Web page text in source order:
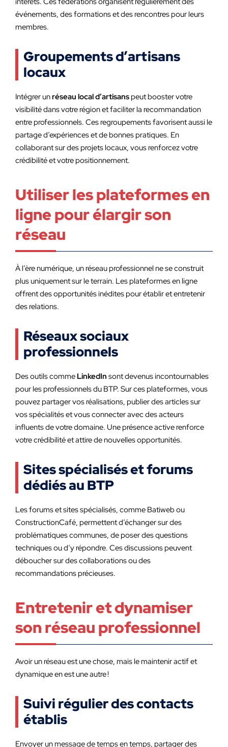
événements, des formations et des rencontres pour leurs
membres.
Groupements d’artisans
locaux
Intégrer unréseau local d’artisans peut booster votre
visibilité dans votre région et faciliter la recommandation
entre professionnels. Ces regroupements favorisent aussi le
partage d’expériences et de bonnes pratiques. En
collaborant sur des projets locaux, vous renforcez votre
crédibilité et votre positionnement.
Utiliser les plateformes en
ligne pour élargir son
réseau
À l’ère numérique, un réseau professionnel ne se construit
plus uniquement sur le terrain. Les plateformes en ligne
offrent des opportunités inédites pour établir et entretenir
des relations.
Réseaux sociaux
professionnels
Des outils comme LinkedIn sont devenus incontournables
pour les professionnels du BTP. Sur ces plateformes, vous
pouvez partager vos réalisations, publier des articles sur
vos spécialités et vous connecter avec des acteurs
influents de votre domaine. Une présence active renforce
votre crédibilité et attire de nouvelles opportunités.
Sites spécialisés et forums
dédiés au BTP
Les forums et sites spécialisés, comme Batiweb ou
ConstructionCafé, permettent d’échanger sur des
problématiques communes, de poser des questions
techniques ou d’y répondre. Ces discussions peuvent
déboucher sur des collaborations ou des
recommandations précieuses.
Entretenir et dynamiser
son réseau professionnel
Avoir un réseau est une chose, mais le maintenir actif et
dynamique en est une autre !
Suivi régulier des contacts
établis
Envoyer un message de temps en temps, partager des